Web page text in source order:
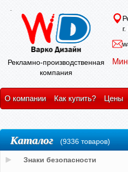
Рекламно-производственная
компания
О компании Как купить? Цены
Каталог (9336 товаров)
Знаки безопасности